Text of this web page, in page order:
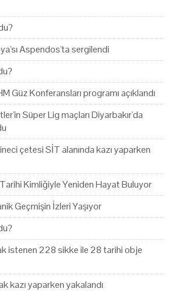
Aspendos'ta sergilendi
Güz Konferansları programı açıklandı
Süper Lig maçları Diyarbakır'da
çetesi SİT alanında kazı yaparken
Kimliğiyle Yeniden Hayat Buluyor
Geçmişin İzleri Yaşıyor
istenen 228 sikke ile 28 tarihi obje
kazı yaparken yakalandı